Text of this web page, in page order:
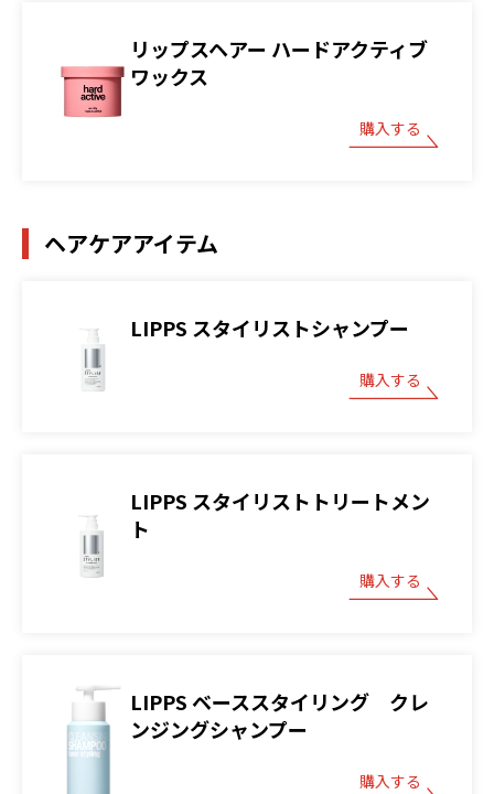
リップスヘアー ハードアクティブ
ワックス
購入する
ヘアケアアイテム
LIPPS スタイリストシャンプー
購入する
LIPPS スタイリストトリートメン
ト
購入する
LIPPS ベーススタイリング クレ
ンジングシャンプー
購入する